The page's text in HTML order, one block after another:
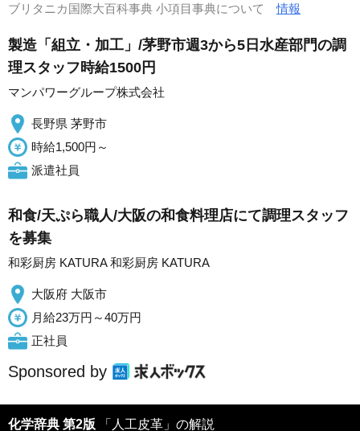
ブリタニカ国際大百科事典 小項目事典について情報
製造「組立・加工」/茅野市週3から5日水産部門の調
理スタッフ時給1500円
マンパワーグループ株式会社
長野県 茅野市
時給1,500円～
派遣社員
和食/天ぷら職人/大阪の和食料理店にて調理スタッフ
を募集
和彩厨房 KATURA 和彩厨房 KATURA
大阪府 大阪市
月給23万円～40万円
正社員
Sponsored by
化学辞典 第2版 「人工皮革」の解説